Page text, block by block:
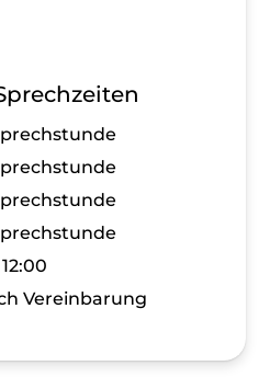
Vereinbarung